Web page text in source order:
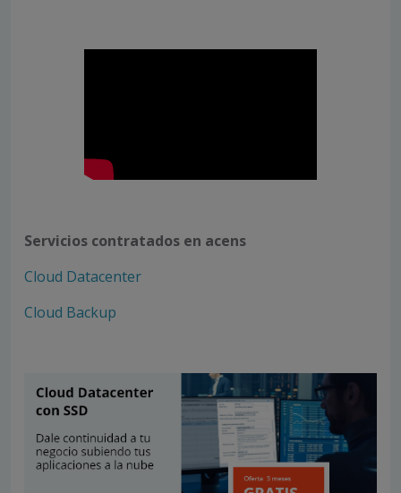
Servicios contratados en acens
Cloud Datacenter
Cloud Backup